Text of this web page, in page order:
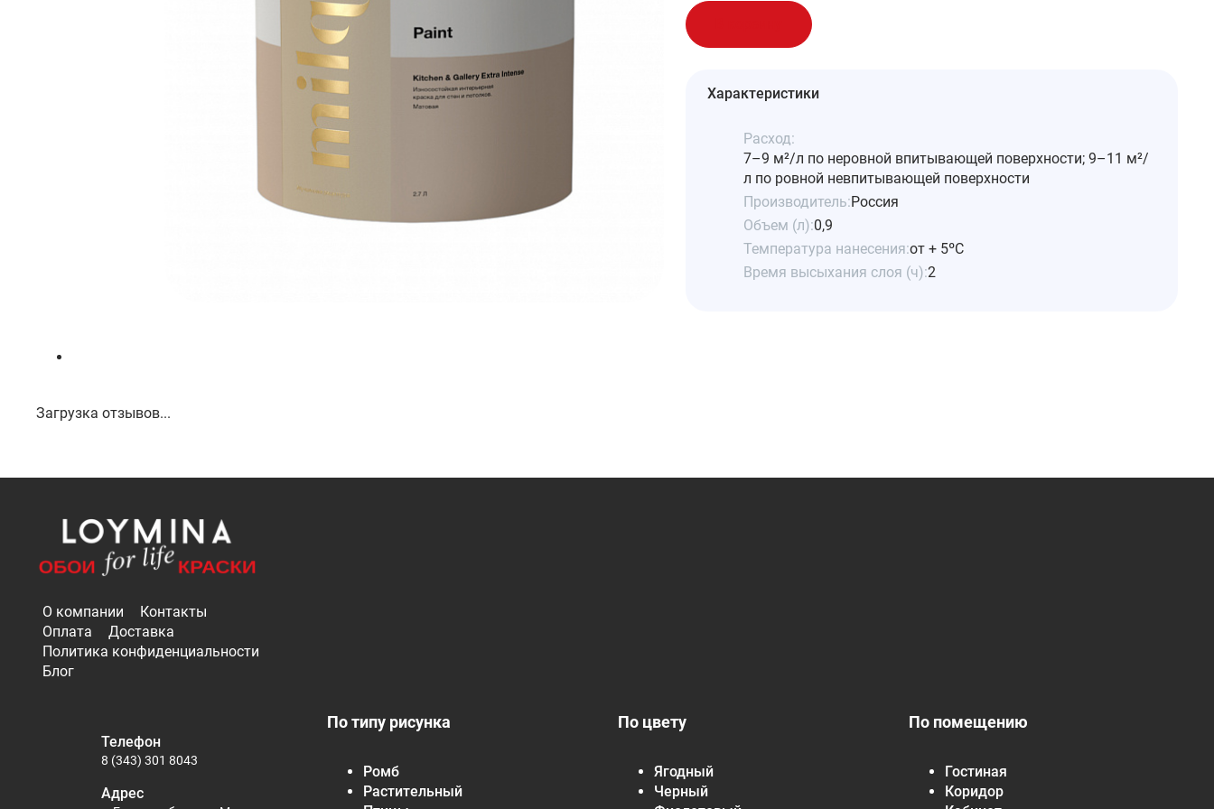
Характеристики
Расход:
7–9 м²/л по неровной впитывающей поверхности; 9–11 м²/
л по ровной невпитывающей поверхности
Производитель:Россия
Объем (л):0,9
Температура нанесения:от + 5ºС
Время высыхания слоя (ч):2
Загрузка отзывов...
О компании
Контакты
Оплата
Доставка
Политика конфиденциальности
Блог
По типу рисунка
Ромб
Растительный
По цвету
Ягодный
Черный
По помещению
Гостиная
Коридор
Телефон
8 (343) 301 8043
Адрес